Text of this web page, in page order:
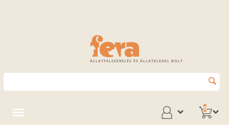
ÁLLATFELSZERELÉS ÉS ÁLLATELEDEL BOLT
0